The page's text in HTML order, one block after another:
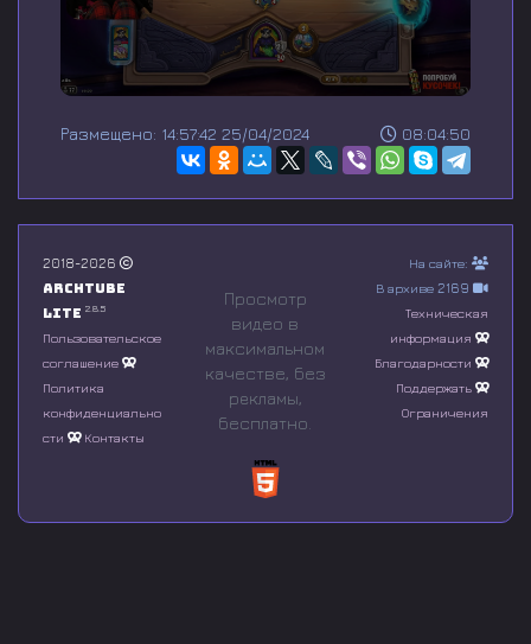
e
n
o
f
0
s
o
n
d
08:04:50
Размещено: 14:57:42 25/04/2024
2018-2026
Archtube
Lite 2.8.5
Пользовательское
соглашение
Политика
конфиденциально
сти
Контакты
Просмотр
видео в
максимальном
качестве, без
рeкламы,
бесплатно.
На сайте:
В архиве 2169
Техническая
информация
Благодарности
Поддержать
Ограничения